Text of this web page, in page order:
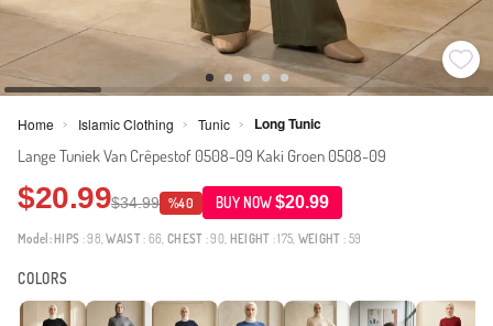
Home > Islamic Clothing > Tunic > Long Tunic
Lange Tuniek Van Crêpestof 0508-09 Kaki Groen 0508-09
$20.99$34.99 %40 BUY NOW$20.99
Model: HIPS : 98,WAIST: 66,CHEST : 90, HEIGHT : 175, WEIGHT : 59
COLORS